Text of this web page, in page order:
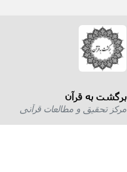
برگشت به قرآن
مرکز تحقیق و مطالعات قرآنی